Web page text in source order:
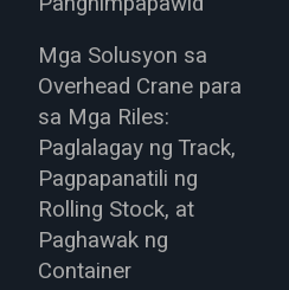
Mga Solusyon sa
Overhead Crane para
sa Mga Riles:
Paglalagay ng Track,
Pagpapanatili ng
Rolling Stock, at
Paghawak ng
Container